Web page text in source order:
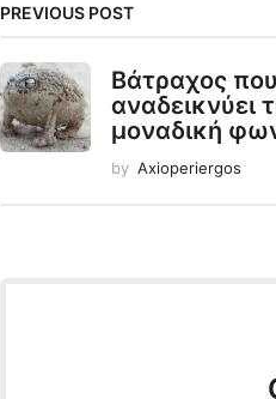
PREVIOUS POST
Βάτραχος που
αναδεικνύει
μοναδική
by Axioperiergos